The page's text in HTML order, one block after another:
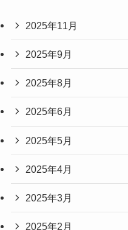
2025年11月
2025年9月
2025年8月
2025年6月
2025年5月
2025年4月
2025年3月
2025年2月